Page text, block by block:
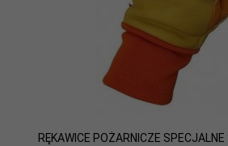
RĘKAWICE POŻARNICZE